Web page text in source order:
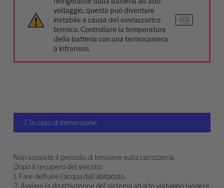
voltaggio, questa può diventare
instabile a causa del sovraccarico
termico. Controllare la temperatura
della batteria con una termocamera
a infrarossi.
7. In caso di immersione
Non sussiste il pericolo di tensione sulla carrozzeria.
Dopo il recupero del veicolo:
1. Fare defluire l’acqua dall’abitacolo.
2. Avviare la disattivazione del sistema ad alto voltaggio (vedere